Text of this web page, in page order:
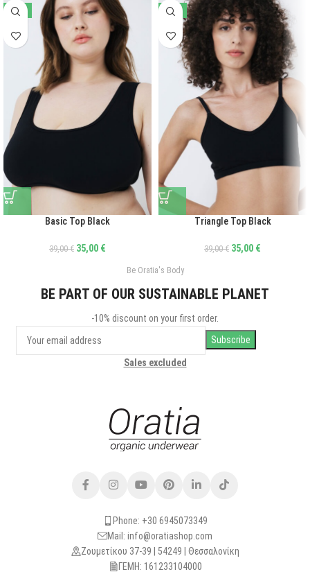
-10%
Basic Top Black
39,00€ 35,00 €
-10%
Triangle Top Black
39,00€ 35,00 €
Be Oratia's Body
BE PART OF OUR SUSTAINABLE PLANET
-10% discount on your first order.
Sales excluded
Phone: +30 6945073349
Mail: info@oratiashop.com
Ζουμετίκου 37-39 | 54249 | Θεσσαλονίκη
ΓΕΜΗ: 161233104000